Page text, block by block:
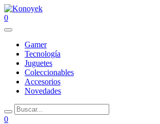
0
Gamer
Tecnología
Juguetes
Coleccionables
Accesorios
Novedades
0